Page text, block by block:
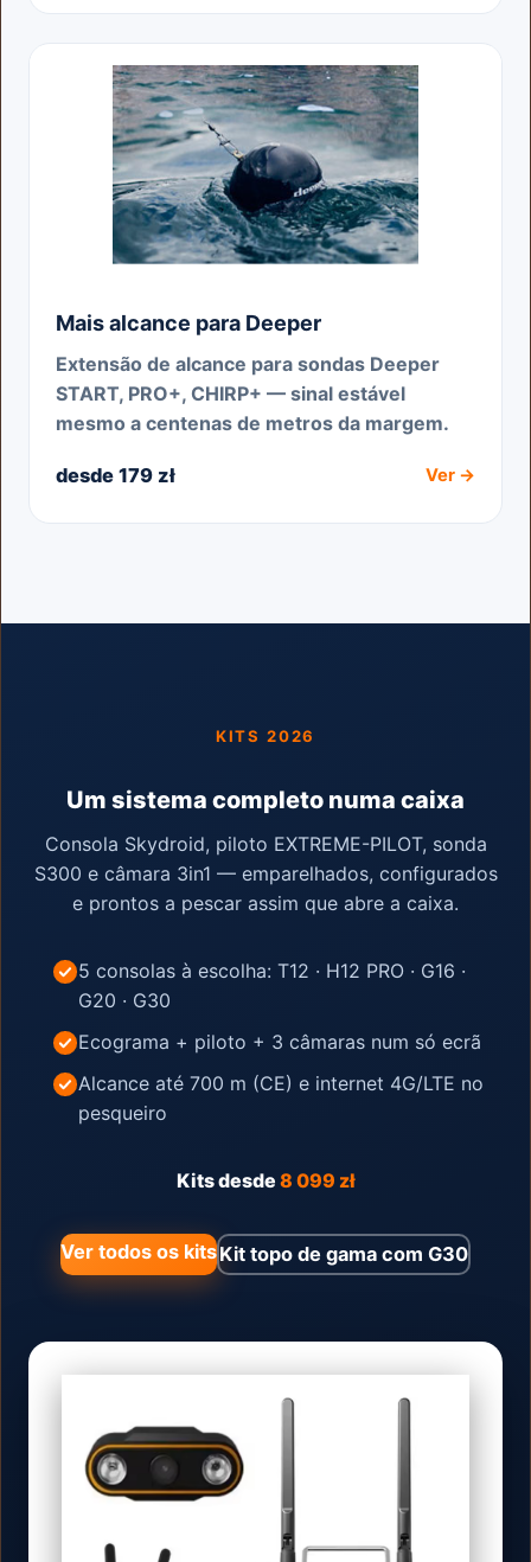
Mais alcance para Deeper
Extensão de alcance para sondas Deeper
START, PRO+, CHIRP+ — sinal estável
mesmo a centenas de metros da margem.
desde 179 zł Ver →
KITS 2026
Um sistema completo numa caixa
Consola Skydroid, piloto EXTREME-PILOT, sonda
S300 e câmara 3in1 — emparelhados, configurados
e prontos a pescar assim que abre a caixa.
5 consolas à escolha: T12 · H12 PRO · G16 ·
G20 · G30
Ecograma + piloto + 3 câmaras num só ecrã
Alcance até 700 m (CE) e internet 4G/LTE no
pesqueiro
Kits desde 8 099 zł
Ver todos os kitsKit topo de gama com G30